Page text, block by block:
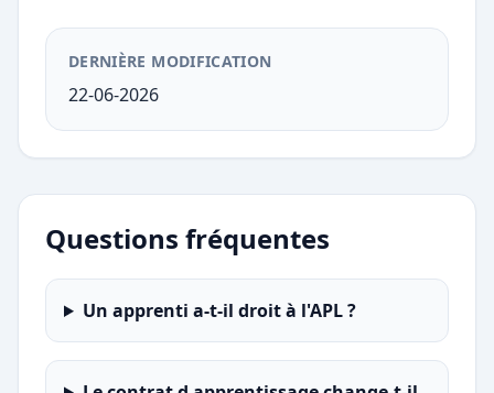
DERNIÈRE MODIFICATION
22-06-2026
Questions fréquentes
Un apprenti a-t-il droit à l'APL ?